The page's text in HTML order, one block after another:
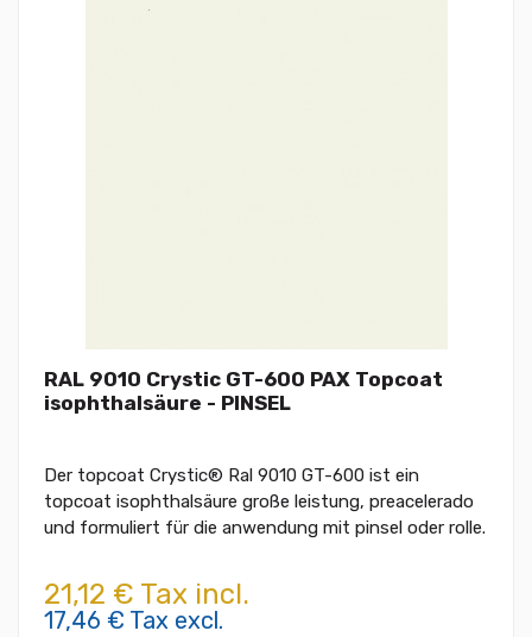
RAL 9010 Crystic GT-600 PAX Topcoat
isophthalsäure - PINSEL
Der topcoat Crystic® Ral 9010 GT-600 ist ein
topcoat isophthalsäure große leistung, preacelerado
und formuliert für die anwendung mit pinsel oder rolle.
21,12 € Tax incl.
17,46 € Tax excl.